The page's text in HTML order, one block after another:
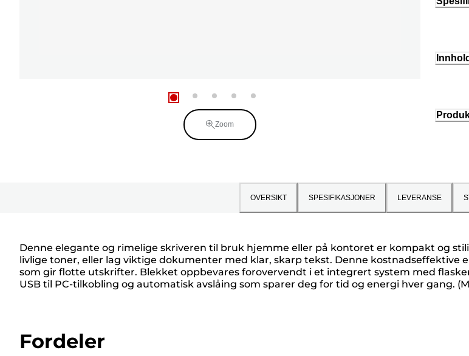
Zoom
OVERSIKT SPESIFIKASJONER LEVERANSE
Denne elegante og rimelige skriveren til bruk hjemme eller på kontoret er kompakt og
livlige toner, eller lag viktige dokumenter med klar, skarp tekst. Denne
som gir flotte utskrifter. Blekket oppbevares forovervendt i et integrert system med
USB til PC-tilkobling og automatisk avslåing som sparer deg for tid og energi hver gang.
Fordeler